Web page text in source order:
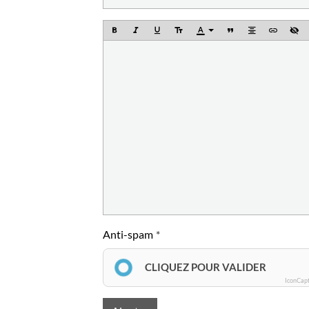
Anti-spam
CLIQUEZ POUR VALIDER